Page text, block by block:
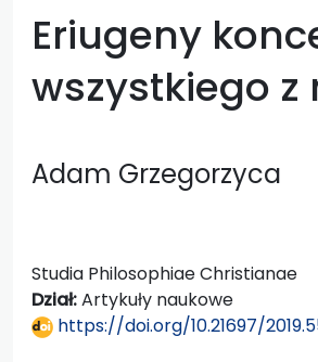
Eriugeny
wszystkiego z
Adam Grzegorzyca
Studia Philosophiae Christianae
Dział:Artykuły naukowe
https://doi.org/10.21697/